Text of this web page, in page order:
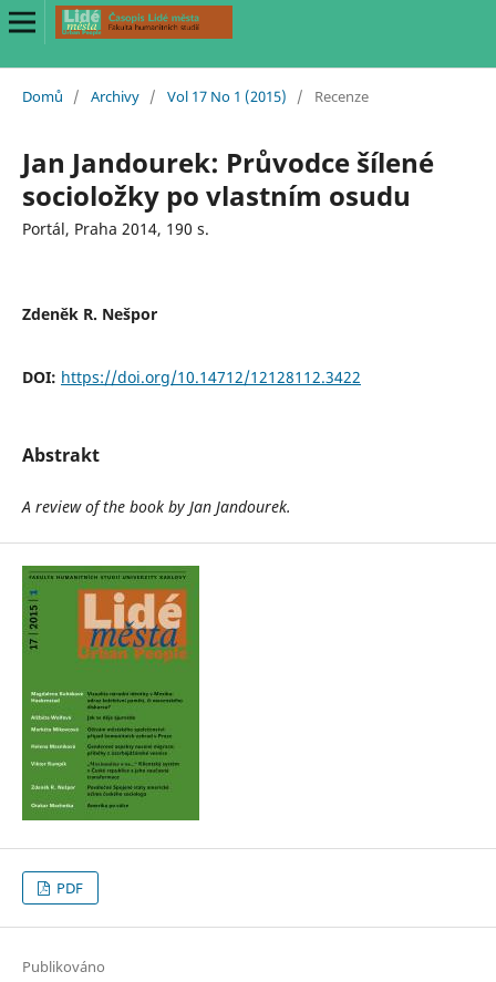
Domů / Archivy / Vol 17 No 1 (2015) / Recenze
Jan Jandourek: Průvodce šílené
socioložky po vlastním osudu
Portál, Praha 2014, 190 s.
Zdeněk R. Nešpor
DOI: https://doi.org/10.14712/12128112.3422
Abstrakt
A review of the book by Jan Jandourek.
PDF
Publikováno